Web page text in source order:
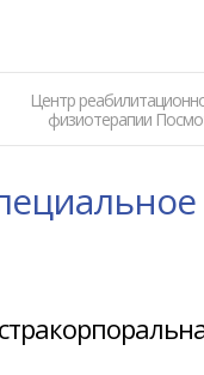
Центр
физиотерапии